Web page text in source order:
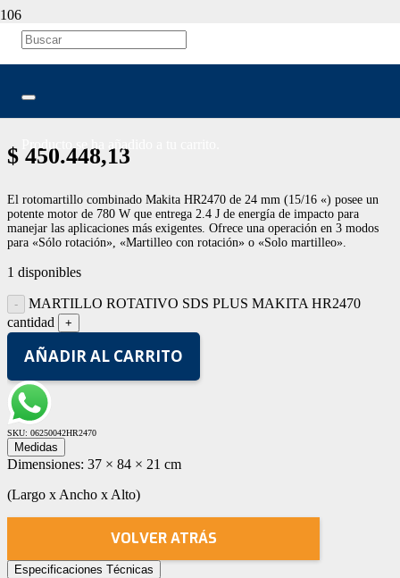
MARTILLO ROTATIVO SDS
PLUS MAKITA HR2470
$ 450.448,13
El rotomartillo combinado Makita HR2470 de 24 mm (15/16 «) posee un
potente motor de 780 W que entrega 2.4 J de energía de impacto para
manejar las aplicaciones más exigentes. Ofrece una operación en 3 modos
para «Sólo rotación», «Martilleo con rotación» o «Solo martilleo».
1 disponibles
MARTILLO ROTATIVO SDS PLUS MAKITA HR2470
cantidad
AÑADIR AL CARRITO
SKU: 06250042HR2470
Medidas
Dimensiones: 37 × 84 × 21 cm
(Largo x Ancho x Alto)
VOLVER ATRÁS
Especificaciones Técnicas